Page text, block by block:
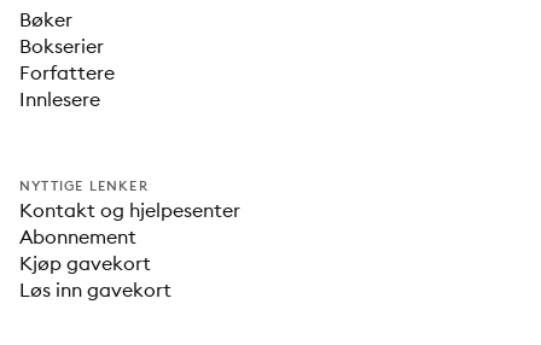
Bøker
Bokserier
Forfattere
Innlesere
NYTTIGE LENKER
Kontakt og hjelpesenter
Abonnement
Kjøp gavekort
Løs inn gavekort